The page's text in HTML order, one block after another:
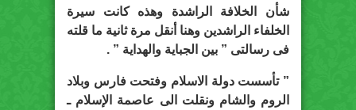
شأن الخلافة الراشدة وهذه كانت سيرة
الخلفاء الراشدين وهنا أنقل مرة ثانية ما قلته
فى رسالتى ” بين الجباية والهداية ” .
” تأسست دولة الاسلام وفتحت فارس وبلاد
الروم والشام ونقلت الى عاصمة الإسلام ـ